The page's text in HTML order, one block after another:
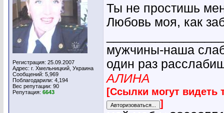
Регистрация: 25.09.2007
Адрес: г. Хмельницкий, Украина
Сообщений: 5,969
Поблагодарили: 4,194
Вес репутации: 90
Репутация: 6643
Ты не простишь
Любовь моя, как
мужчины-наша
один раз
АЛИНА
[Ссылки могут видеть
]